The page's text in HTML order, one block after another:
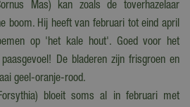
Mas) kan zoals de toverhazelaar
boom. Hij heeft van februari tot eind april
op 'het kale hout'. Goed voor het
De bladeren zijn frisgroen en
geel-oranje-rood.
bloeit soms al in februari met